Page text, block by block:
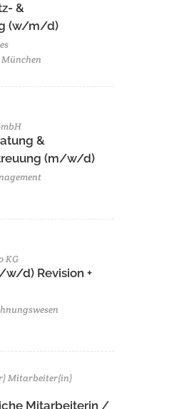
&
(w/m/d)
&
(m/w/d)
KG
d) Revision +
Mitarbeiter(in)
Mitarbeiterin /